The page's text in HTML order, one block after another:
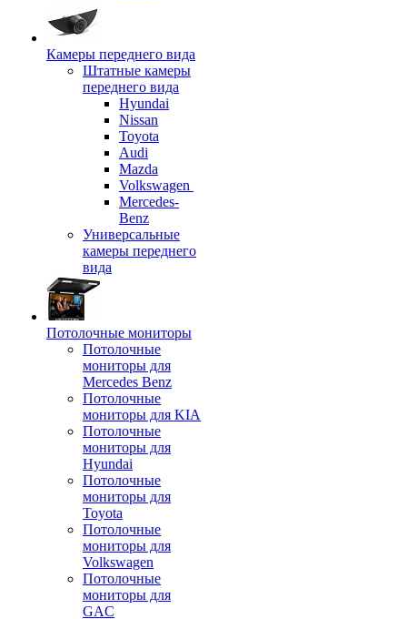
Камеры переднего вида
Штатные камеры
переднего вида
Hyundai
Nissan
Toyota
Audi
Mazda
Volkswagen
Mercedes-
Benz
Универсальные
камеры переднего
вида
Потолочные мониторы
Потолочные
мониторы для
Mercedes Benz
Потолочные
мониторы для KIA
Потолочные
мониторы для
Hyundai
Потолочные
мониторы для
Toyota
Потолочные
мониторы для
Volkswagen
Потолочные
мониторы для
GAC